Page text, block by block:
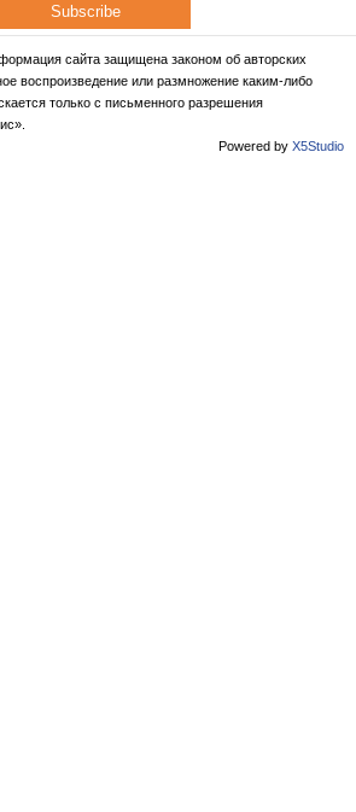
Subscribe
сайта защищена законом об авторских
воспроизведение или размножение каким-либо
только с письменного разрешения
Powered by X5Studio